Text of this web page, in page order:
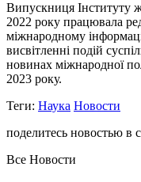
Випускниця Інституту
2022 року працювала
міжнародному
висвітленні подій
новинах міжнародної
2023 року.
Теги: Наука Новости
поделитесь новостью в
Все Новости